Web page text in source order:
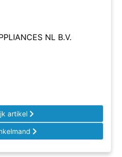
NL B.V.
artikel